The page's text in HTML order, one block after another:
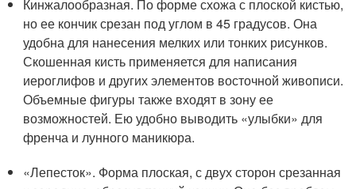
Кинжалообразная. По форме схожа с плоской кистью,
но ее кончик срезан под углом в 45 градусов. Она
удобна для нанесения мелких или тонких рисунков.
Скошенная кисть применяется для написания
иероглифов и других элементов восточной живописи.
Объемные фигуры также входят в зону ее
возможностей. Ею удобно выводить «улыбки» для
френча и лунного маникюра.
«Лепесток». Форма плоская, с двух сторон срезанная